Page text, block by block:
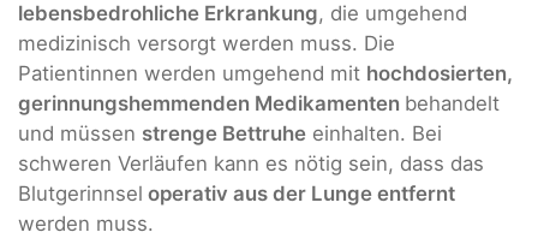
lebensbedrohliche Erkrankung, die umgehend
medizinisch versorgt werden muss. Die
Patientinnen werden umgehend mit hochdosierten,
gerinnungshemmenden Medikamenten behandelt
und müssen strenge Bettruhe einhalten. Bei
schweren Verläufen kann es nötig sein, dass das
Blutgerinnsel operativ aus der Lunge entfernt
werden muss.